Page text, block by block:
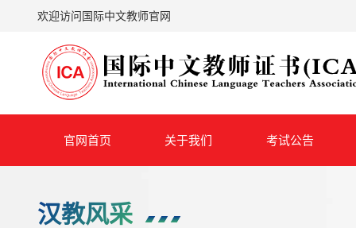
欢迎访问国际中文教师官网
官网首页 关于我们 考试公告
汉教风采